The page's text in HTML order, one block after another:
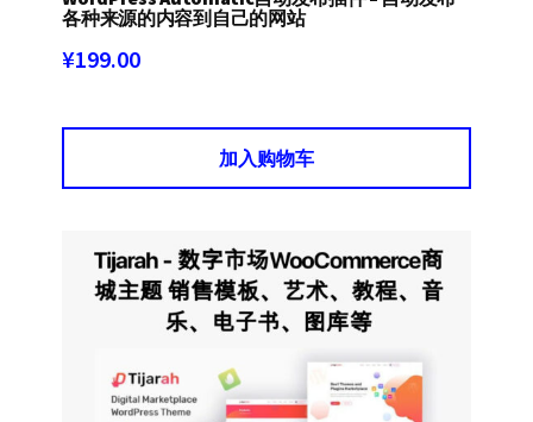
各种来源的内容到自己的网站
¥199.00
加入购物车